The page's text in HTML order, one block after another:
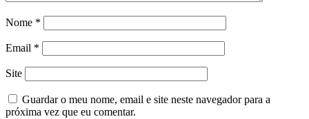
Nome *
Email *
Site
Guardar o meu nome, email e site neste navegador para a
próxima vez que eu comentar.